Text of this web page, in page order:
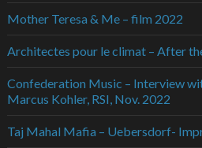
Mother Teresa & Me – film 2022
Architectes pour le climat – After
Confederation Music – Interview
Marcus Kohler, RSI, Nov. 2022
Taj Mahal Mafia – Uebersdorf-